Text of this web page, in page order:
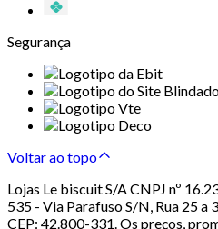
Segurança
Voltar ao topo
Lojas Le biscuit S/A CNPJ nº
535 - Via Parafuso S/N, Rua 25 a
CEP: 42.800-331. Os preços,